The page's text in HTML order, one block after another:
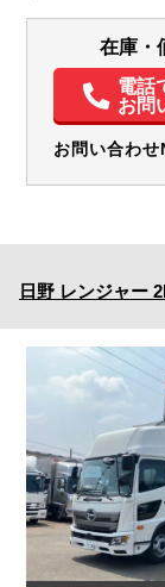
パワステ
在庫・
電話
お問
お問い合わせ
日野 レンジャー